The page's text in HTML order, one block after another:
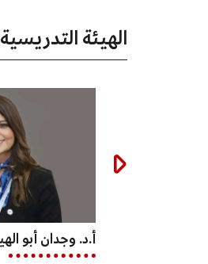
الهيئة التدريسية
أ.د. أسامه بدارنه